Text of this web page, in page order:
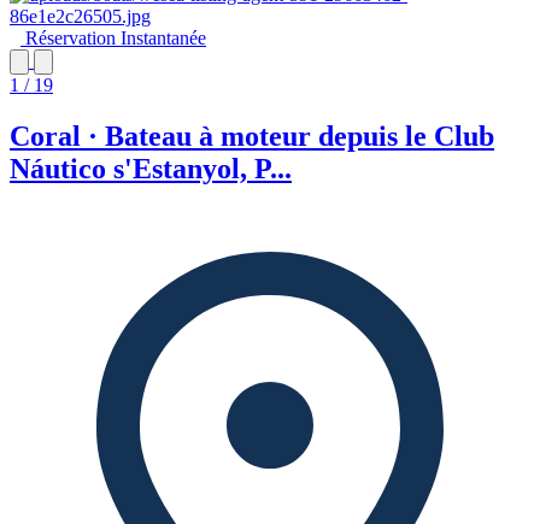
Réservation Instantanée
1 / 19
Coral · Bateau à moteur depuis le Club
Náutico s'Estanyol, P...